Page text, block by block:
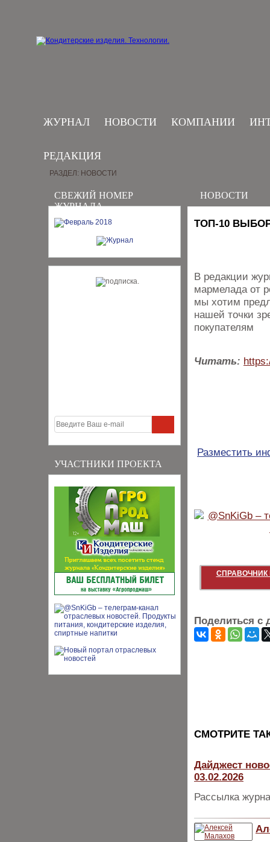
ЖУРНАЛ НОВОСТИ КОМПАНИИ
РЕДАКЦИЯ
СВЕЖИЙ НОМЕР
ЖУРНАЛА
УЧАСТНИКИ ПРОЕКТА
РАЗДЕЛ: НОВОСТИ
НОВОСТИ
ТОП-10
В редакции
мармелада от
мы хотим
нашей точки
покупателям
Читать:
Разместить
СПРАВОЧНИК
Поделиться с
CМОТРИТЕ
Дайджест
03.02.2026
Рассылка